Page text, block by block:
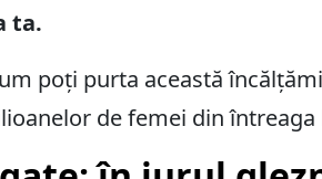
ta.
poți purta această
de femei din întreaga